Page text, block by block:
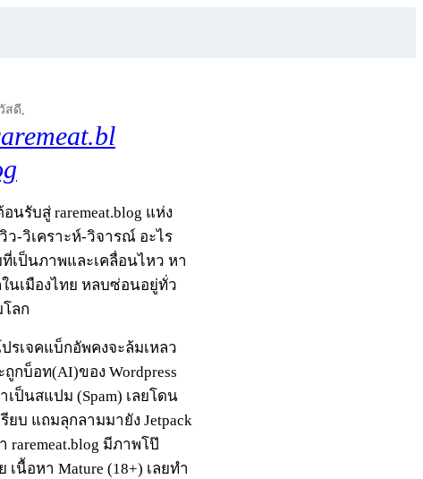
สดี,
นรับสู่ raremeat.blog แห่ง
ว-วิเคราะห์-วิจารณ์ อะไร
เป็นภาพและเคลื่อนไหว หา
นเมืองไทย หลบซ่อนอยู่ทั่ว
ลก
รเจคแบ็กอัพคงจะล้มเหลว
ถูกบ็อท(AI)ของ Wordpress
เป็นสแปม (Spam) เลยโดน
ยบ แถมลุกลามมายัง Jetpack
raremeat.blog มีภาพโป๊
เนื้อหา Mature (18+) เลยทำ